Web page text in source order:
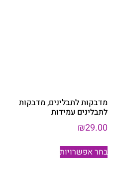
מדבקות לתבלינים, מדבקות
לתבלינים עמידות
₪29.00
בחר אפשרויות
למוצר
זה